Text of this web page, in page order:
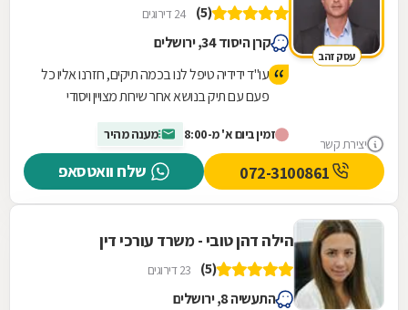
עסק זהב
יצירת קשר
(5) 24 דירוגים
קרן היסוד 34, ירושלים
עו"ד ידידיה טיפל לנו בכמה תיקים, חזרנו אליו כל
פעם עם תיק בנושא אחר שירות מצויין ויסודי
זמין ביום א' מ-8:00 מענה מהיר
שלח וואטסאפ
הילה דהן טובי - משרד עורכי דין
(5) 23 דירוגים
התעשיה 8, ירושלים